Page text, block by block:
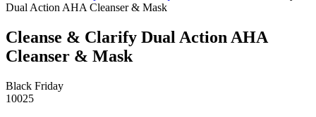
Dual Action AHA Cleanser & Mask
Cleanse & Clarify Dual Action AHA
Cleanser & Mask
Black Friday
10025